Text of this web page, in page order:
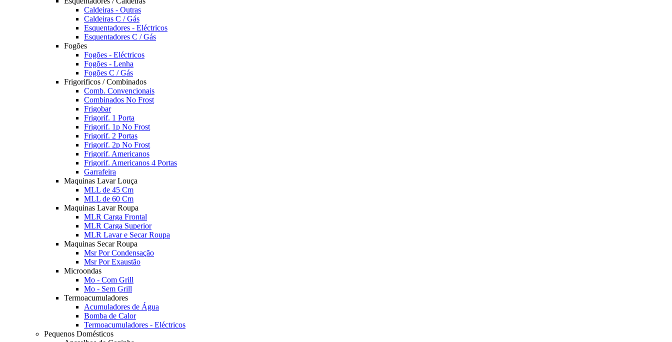
Caldeiras - Outras
Caldeiras C / Gás
Esquentadores - Eléctricos
Esquentadores C / Gás
Fogões
Fogões - Eléctricos
Fogões - Lenha
Fogões C / Gás
Frigorificos / Combinados
Comb. Convencionais
Combinados No Frost
Frigobar
Frigorif. 1 Porta
Frigorif. 1p No Frost
Frigorif. 2 Portas
Frigorif. 2p No Frost
Frigorif. Americanos
Frigorif. Americanos 4 Portas
Garrafeira
Maquinas Lavar Louça
MLL de 45 Cm
MLL de 60 Cm
Maquinas Lavar Roupa
MLR Carga Frontal
MLR Carga Superior
MLR Lavar e Secar Roupa
Maquinas Secar Roupa
Msr Por Condensação
Msr Por Exaustão
Microondas
Mo - Com Grill
Mo - Sem Grill
Termoacumuladores
Acumuladores de Água
Bomba de Calor
Termoacumuladores - Eléctricos
Pequenos Domésticos